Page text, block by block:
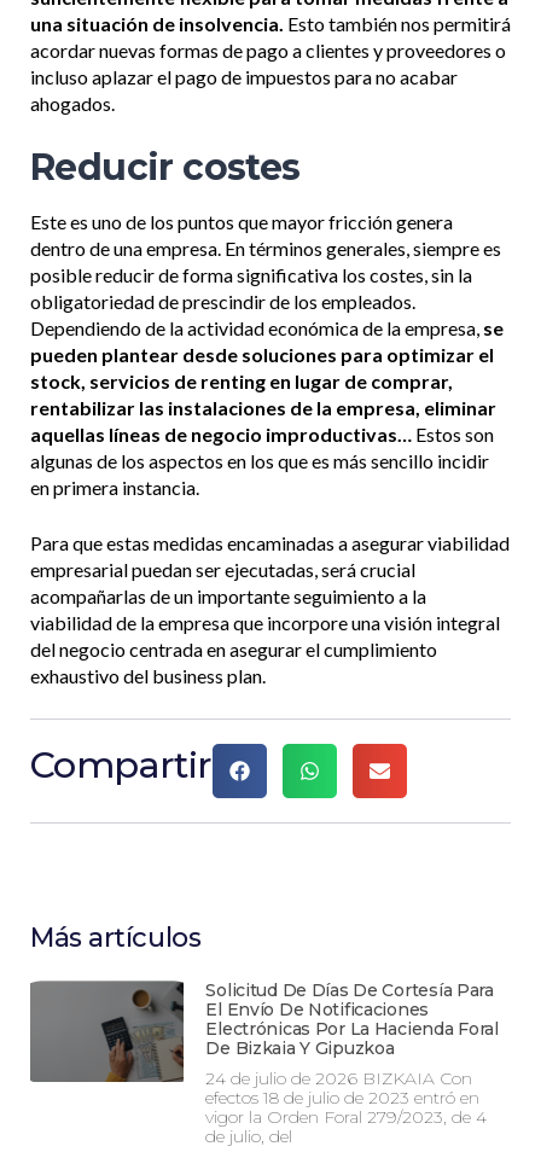
una situación de insolvencia. Esto también nos permitirá
acordar nuevas formas de pago a clientes y proveedores o
incluso aplazar el pago de impuestos para no acabar
ahogados.
Reducir costes
Este es uno de los puntos que mayor fricción genera
dentro de una empresa. En términos generales, siempre es
posible reducir de forma significativa los costes, sin la
obligatoriedad de prescindir de los empleados.
Dependiendo de la actividad económica de la empresa, se
pueden plantear desde soluciones para optimizar el
stock, servicios de renting en lugar de comprar,
rentabilizar las instalaciones de la empresa, eliminar
aquellas líneas de negocio improductivas… Estos son
algunas de los aspectos en los que es más sencillo incidir
en primera instancia.
Para que estas medidas encaminadas a asegurar viabilidad
empresarial puedan ser ejecutadas, será crucial
acompañarlas de un importante seguimiento a la
viabilidad de la empresa que incorpore una visión integral
del negocio centrada en asegurar el cumplimiento
exhaustivo del business plan.
Compartir
Más artículos
Solicitud De Días De Cortesía Para
El Envío De Notificaciones
Electrónicas Por La Hacienda Foral
De Bizkaia Y Gipuzkoa
24 de julio de 2026 BIZKAIA Con
efectos 18 de julio de 2023 entró en
vigor la Orden Foral 279/2023, de 4
de julio, del